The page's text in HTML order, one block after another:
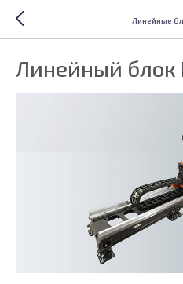
Линейные
Линейный блок